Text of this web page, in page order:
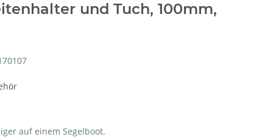
und Tuch, 100mm,
auf einem Segelboot.